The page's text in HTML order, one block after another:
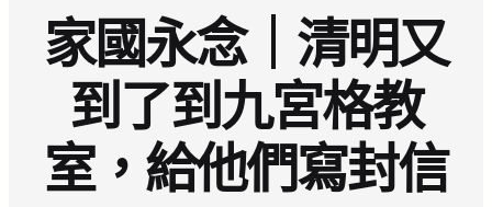
家國永念｜清明又
到了到九宮格教
室，給他們寫封信